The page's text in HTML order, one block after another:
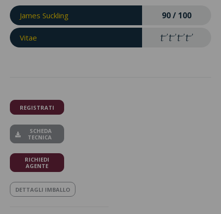
James Suckling 90 / 100
Vitae
REGISTRATI
SCHEDA
TECNICA
RICHIEDI
AGENTE
DETTAGLI IMBALLO